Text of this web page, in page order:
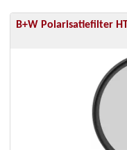
B+W Polarisatiefilter